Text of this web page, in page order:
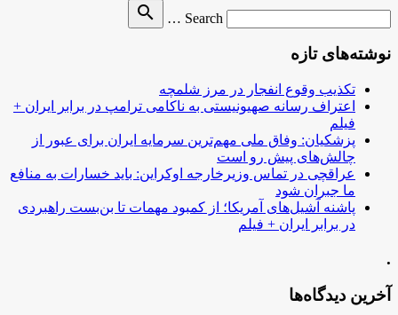
Search …
search
نوشته‌های تازه
تکذیب وقوع انفجار در مرز شلمچه
اعتراف رسانه صهیونیستی به ناکامی ترامپ در برابر ایران +
فیلم
پزشکیان: وفاق ملی مهم‌ترین سرمایه ایران برای عبور از
چالش‌های پیش رو است
عراقچی در تماس وزیرخارجه اوکراین: باید خسارات به منافع
ما جبران شود
پاشنه آشیل‌های آمریکا؛ از کمبود مهمات تا بن‌بست راهبردی
در برابر ایران + فیلم
.
آخرین دیدگاه‌ها